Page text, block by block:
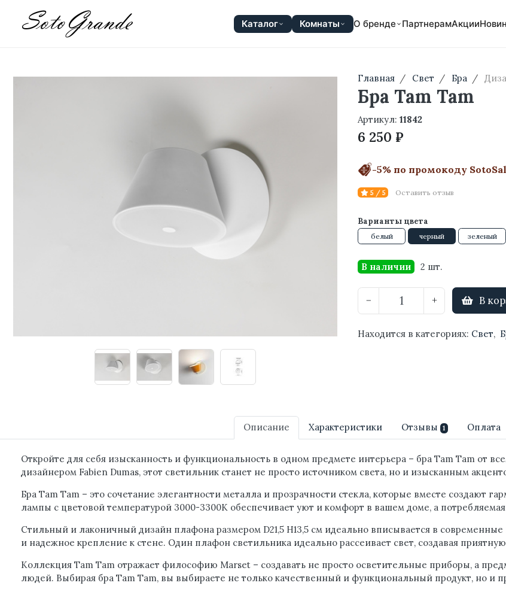
Каталог Комнаты О бренде ПартнерамАкции
Главная Свет Бра
Бра Tam Tam
Артикул:11842
6 250 ₽
-5% по промокоду
5 / 5 Оставить отзыв
Варианты цвета
белый черный зеленый
В наличии 2 шт.
− + В
Находится в категориях: Свет,
Описание Характеристики Отзывы 1 Оплата
Откройте для себя изысканность и функциональность в одном предмете интерьера – бра Tam Tam от
дизайнером Fabien Dumas, этот светильник станет не просто источником света, но и изысканным
Бра Tam Tam – это сочетание элегантности металла и прозрачности стекла, которые вместе создают
лампы с цветовой температурой 3000-3300K обеспечивает уют и комфорт в вашем доме, а
Стильный и лаконичный дизайн плафона размером D21,5 H13,5 см идеально вписывается в
и надежное крепление к стене. Один плафон светильника идеально рассеивает свет, создавая
Коллекция Tam Tam отражает философию Marset – создавать не просто осветительные приборы, а
людей. Выбирая бра Tam Tam, вы выбираете не только качественный и функциональный продукт, но и